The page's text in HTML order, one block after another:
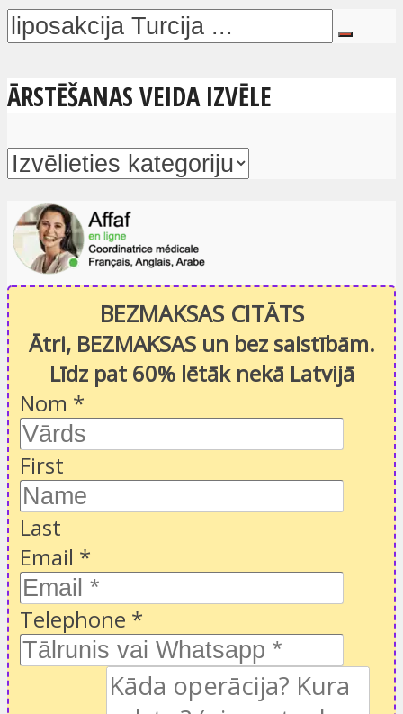
ĀRSTĒŠANAS VEIDA IZVĒLE
BEZMAKSAS CITĀTS
Ātri, BEZMAKSAS un bez saistībām.
Līdz pat 60% lētāk nekā Latvijā
Nom *
First
Last
Email *
Telephone *